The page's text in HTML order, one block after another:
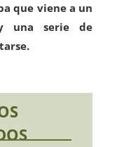
que viene a un
una serie de